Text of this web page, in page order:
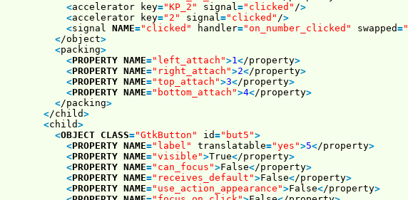
<accelerator key="KP_2" signal ="clicked" />
<accelerator key="2" signal ="clicked" />
<signal NAME="clicked" handler="on_number_clicked" swapped=
</object>
<packing>
<PROPERTY NAME="left_attach">1 </property>
<PROPERTY NAME="right_attach">2</property>
<PROPERTY NAME="top_attach">3</property>
<PROPERTY NAME="bottom_attach">4</property>
</packing>
</child>
<child>
<OBJECT CLASS="GtkButton" id="but5">
<PROPERTY NAME="label" translatable="yes">5</property>
<PROPERTY NAME="visible">True</property>
<PROPERTY NAME="can_focus">False</property>
<PROPERTY NAME="receives_default">False</property>
<PROPERTY NAME="use_action_appearance">False</property>